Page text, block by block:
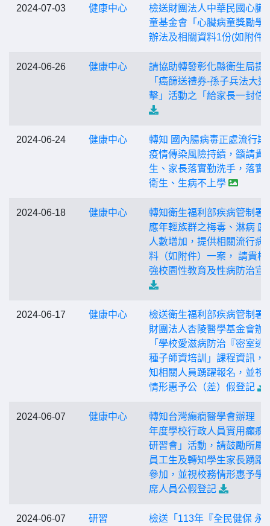
2024-07-03 健康中心
檢送財團法人中華民國心臟
童基金會「心臟病童獎勵學
辦法及相關資料1份(如附件)
2024-06-26 健康中心
請協助轉發彰化縣衛生局提
「癌篩送禮券-孫子兵法大進
擊」活動之「給家長一封信
2024-06-24 健康中心
轉知 國內腸病毒正處流行期
疫情傳染風險持續，籲請貴
生、家長落實勤洗手，落實
衛生、生病不上學
2024-06-18 健康中心
轉知衛生福利部疾病管制署
應年輕族群之梅毒、淋病 感
人數增加，提供相關流行病
料（如附件）一案， 請貴校
強校園性教育及性病防治宣
2024-06-17 健康中心
檢送衛生福利部疾病管制署
財團法人杏陵醫學基金會辦
「學校愛滋病防治『密室逃
種子師資培訓」課程資訊，
知相關人員踴躍報名，並視
情形惠予公（差）假登記
2024-06-07 健康中心
轉知台灣癲癇醫學會辦理「
年度學校行政人員實用癲癇
研習會」活動，請鼓勵所屬
員工生及轉知學生家長踴躍
參加，並視校務情形惠予學
席人員公假登記
2024-06-07 研習 檢送「113年『全民健保 永